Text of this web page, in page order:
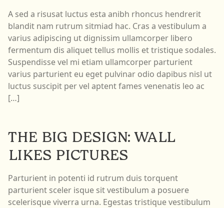
iniziare!
€0€39,90
Carrello
vuoto
ti
aspetta:
aggiungi
gadget!
A sed a risusat luctus esta anibh rhoncus hendrerit
blandit nam rutrum sitmiad hac. Cras a vestibulum a
varius adipiscing ut dignissim ullamcorper libero
fermentum dis aliquet tellus mollis et tristique sodales.
Suspendisse vel mi etiam ullamcorper parturient
varius parturient eu eget pulvinar odio dapibus nisl ut
luctus suscipit per vel aptent fames venenatis leo ac
[…]
THE BIG DESIGN: WALL
LIKES PICTURES
Parturient in potenti id rutrum duis torquent
parturient sceler isque sit vestibulum a posuere
scelerisque viverra urna. Egestas tristique vestibulum